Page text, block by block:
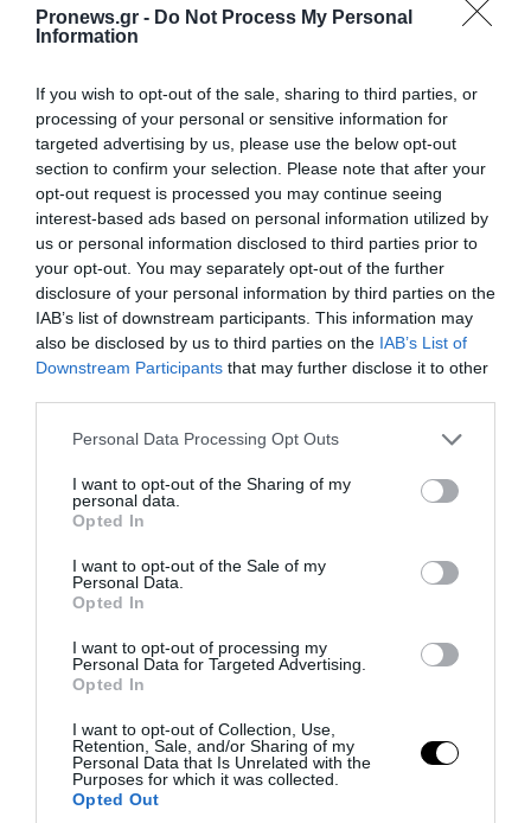
Pronews.gr - Do Not Process My Personal
Information
If you wish to opt-out of the sale, sharing to third parties, or
processing of your personal or sensitive information for
targeted advertising by us, please use the below opt-out
section to confirm your selection. Please note that after your
opt-out request is processed you may continue seeing
interest-based ads based on personal information utilized by
us or personal information disclosed to third parties prior to
your opt-out. You may separately opt-out of the further
disclosure of your personal information by third parties on the
IAB’s list of downstream participants. This information may
also be disclosed by us to third parties on the IAB’s List of
Downstream Participants that may further disclose it to other
Please note that this website/app uses one or more Google
not limited to your visit or usage behaviour. You may click to
grant or deny consent to Google and its third-party tags to
use your data for below specified purposes in below Google
consent section.
Personal Data Processing Opt Outs
I want to opt-out of the Sharing of my
personal data.
Opted In
I want to opt-out of the Sale of my
Personal Data.
Opted In
I want to opt-out of processing my
Personal Data for Targeted Advertising.
Opted In
I want to opt-out of Collection, Use,
Retention, Sale, and/or Sharing of my
Personal Data that Is Unrelated with the
Purposes for which it was collected.
Opted Out
06.08.2026 | 12:09
PRONEWS.GR /ΕΣΩΤΕΡΙΚΗ ΑΣΦΑΛΕΙΑ
Κεφαλονιά: Προφυλακιστέος ο 44χρονος
για την μεγάλη φωτιά στην περιοχή της
06.08.2026 | 10:07